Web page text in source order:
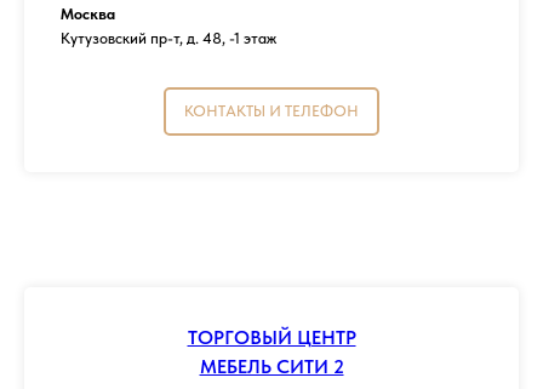
Москва
Кутузовский пр-т, д. 48, -1 этаж
КОНТАКТЫ И ТЕЛЕФОН
ТОРГОВЫЙ ЦЕНТР
МЕБЕЛЬ СИТИ 2